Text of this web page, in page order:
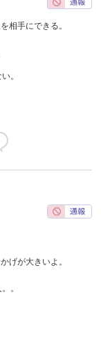
相手にできる。
。
げが大きいよ。
。